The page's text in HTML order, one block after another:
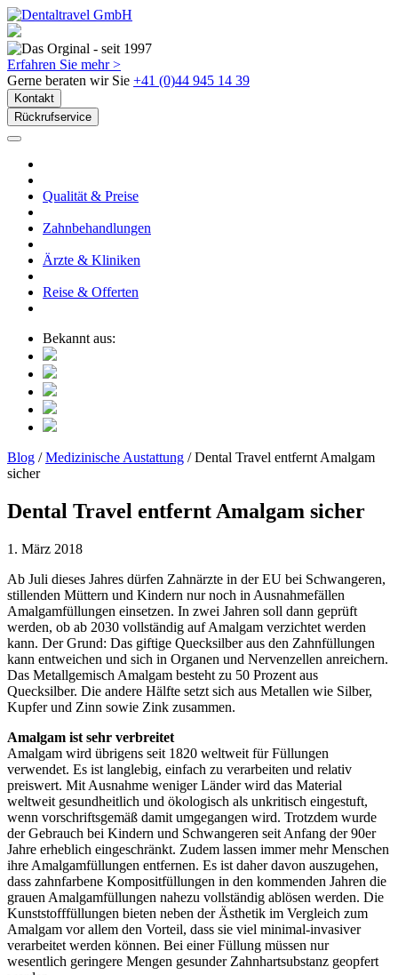
Erfahren Sie mehr >
Gerne beraten wir Sie +41 (0)44 945 14 39
Kontakt
Rückrufservice
Qualität & Preise
Zahnbehandlungen
Ärzte & Kliniken
Reise & Offerten
Bekannt aus:
Blog /Medizinische Austattung / Dental Travel entfernt Amalgam
sicher
Dental Travel entfernt Amalgam sicher
1. März 2018
Ab Juli dieses Jahres dürfen Zahnärzte in der EU bei Schwangeren,
stillenden Müttern und Kindern nur noch in Ausnahmefällen
Amalgamfüllungen einsetzen. In zwei Jahren soll dann geprüft
werden, ob ab 2030 vollständig auf Amalgam verzichtet werden
kann. Der Grund: Das giftige Quecksilber aus den Zahnfüllungen
kann entweichen und sich in Organen und Nervenzellen anreichern.
Das Metallgemisch Amalgam besteht zu 50 Prozent aus
Quecksilber. Die andere Hälfte setzt sich aus Metallen wie Silber,
Kupfer und Zinn sowie Zink zusammen.
Amalgam ist sehr verbreitet
Amalgam wird übrigens seit 1820 weltweit für Füllungen
verwendet. Es ist langlebig, einfach zu verarbeiten und relativ
preiswert. Mit Ausnahme weniger Länder wird das Material
weltweit gesundheitlich und ökologisch als unkritisch eingestuft,
wenn vorschriftsgemäß damit umgegangen wird. Trotzdem wurde
der Gebrauch bei Kindern und Schwangeren seit Anfang der 90er
Jahre erheblich eingeschränkt. Zudem lassen immer mehr Menschen
ihre Amalgamfüllungen entfernen. Es ist daher davon auszugehen,
dass zahnfarbene Kompositfüllungen in den kommenden Jahren die
grauen Amalgamfüllungen nahezu vollständig ablösen werden. Die
Kunststofffüllungen bieten neben der Ästhetik im Vergleich zum
Amalgam vor allem den Vorteil, dass sie viel minimal-invasiver
verarbeitet werden können. Bei einer Füllung müssen nur
wesentlich geringere Mengen gesunder Zahnhartsubstanz geopfert